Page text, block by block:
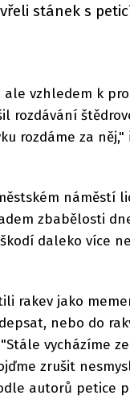
stánek s
vzhledem k
rozdávání
rozdáme za něj,"
náměstí
zbabělosti
daleko více
rakev jako
nebo do
vycházíme
zrušit
autorů petice